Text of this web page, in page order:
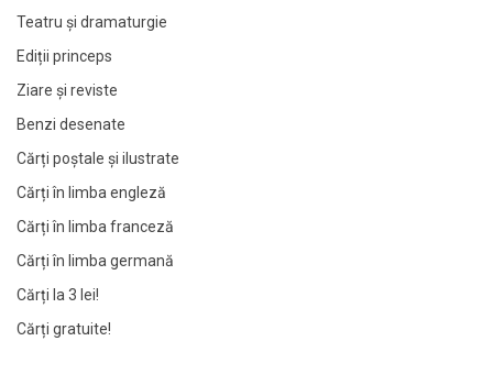
Teatru și dramaturgie
Ediții princeps
Ziare şi reviste
Benzi desenate
Cărți poștale și ilustrate
Cărți în limba engleză
Cărți în limba franceză
Cărți în limba germană
Cărți la 3 lei!
Cărți gratuite!